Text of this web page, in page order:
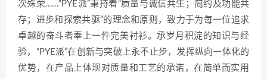
次殊荣……“PYE派”秉持着“质量与诚信共生；简约及功能共
存；进步和探索共驱”的理念和原则，致力于为每一位追求
卓越的奋斗者奉上一件完美衬衫。承岁月积淀的知识与经
验，“PYE派”在创新与突破上永不止步，发挥纵向一体化的
优势，在产品上体现对质量和工艺的承诺，在简单而实用